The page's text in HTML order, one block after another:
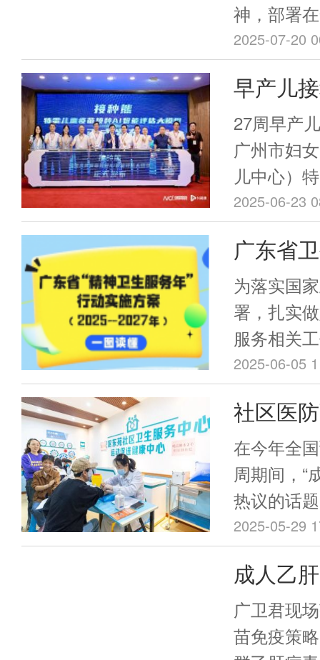
神，部署
种服务提
年），以
推动“接种
加快构建
理、智能
务模式，
意度。
2025-07-20
早产儿
特需儿
州上线
27周早产
广州市妇
儿中心）
母亲因患
为孩子接
让常规接
类特需儿
智能的精
2025-06-23
广东省
中医药
控制局
省“精神
施方案
年）》
为落实国
署，扎实
服务相关
增长的健
委、省中
定了《广
动实施方
年）》。
请认真组
效。
2025-06-05
社区医
苗防护网
在今年全
周期间，“
热议的话
家，疫苗
疫行动’促
志着我国
高水平的
地积极探
2025-05-29
成人乙
大！专
两大好
广卫君现
苗免疫策